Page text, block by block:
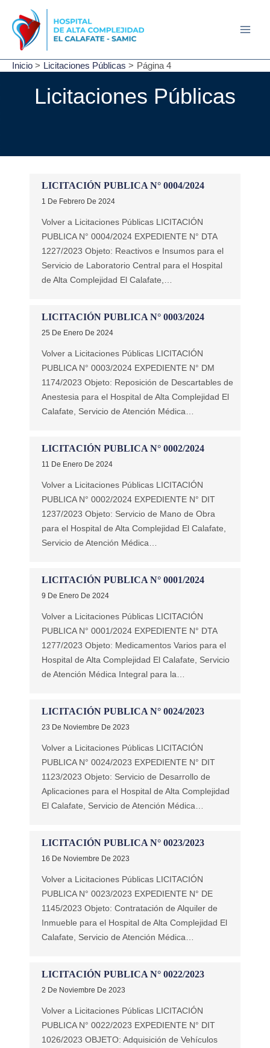
contenido
Inicio Licitaciones Públicas Página 4
Licitaciones Públicas
LICITACIÓN PUBLICA N° 0004/2024
1 De Febrero De 2024
Volver a Licitaciones Públicas LICITACIÓN
PUBLICA N° 0004/2024 EXPEDIENTE N° DTA
1227/2023 Objeto: Reactivos e Insumos para el
Servicio de Laboratorio Central para el Hospital
de Alta Complejidad El Calafate,…
LICITACIÓN PUBLICA N° 0003/2024
25 De Enero De 2024
Volver a Licitaciones Públicas LICITACIÓN
PUBLICA N° 0003/2024 EXPEDIENTE N° DM
1174/2023 Objeto: Reposición de Descartables de
Anestesia para el Hospital de Alta Complejidad El
Calafate, Servicio de Atención Médica…
LICITACIÓN PUBLICA N° 0002/2024
11 De Enero De 2024
Volver a Licitaciones Públicas LICITACIÓN
PUBLICA N° 0002/2024 EXPEDIENTE N° DIT
1237/2023 Objeto: Servicio de Mano de Obra
para el Hospital de Alta Complejidad El Calafate,
Servicio de Atención Médica…
LICITACIÓN PUBLICA N° 0001/2024
9 De Enero De 2024
Volver a Licitaciones Públicas LICITACIÓN
PUBLICA N° 0001/2024 EXPEDIENTE N° DTA
1277/2023 Objeto: Medicamentos Varios para el
Hospital de Alta Complejidad El Calafate, Servicio
de Atención Médica Integral para la…
LICITACIÓN PUBLICA N° 0024/2023
23 De Noviembre De 2023
Volver a Licitaciones Públicas LICITACIÓN
PUBLICA N° 0024/2023 EXPEDIENTE N° DIT
1123/2023 Objeto: Servicio de Desarrollo de
Aplicaciones para el Hospital de Alta Complejidad
El Calafate, Servicio de Atención Médica…
LICITACIÓN PUBLICA N° 0023/2023
16 De Noviembre De 2023
Volver a Licitaciones Públicas LICITACIÓN
PUBLICA N° 0023/2023 EXPEDIENTE N° DE
1145/2023 Objeto: Contratación de Alquiler de
Inmueble para el Hospital de Alta Complejidad El
Calafate, Servicio de Atención Médica…
LICITACIÓN PUBLICA N° 0022/2023
2 De Noviembre De 2023
Volver a Licitaciones Públicas LICITACIÓN
PUBLICA N° 0022/2023 EXPEDIENTE N° DIT
1026/2023 OBJETO: Adquisición de Vehículos